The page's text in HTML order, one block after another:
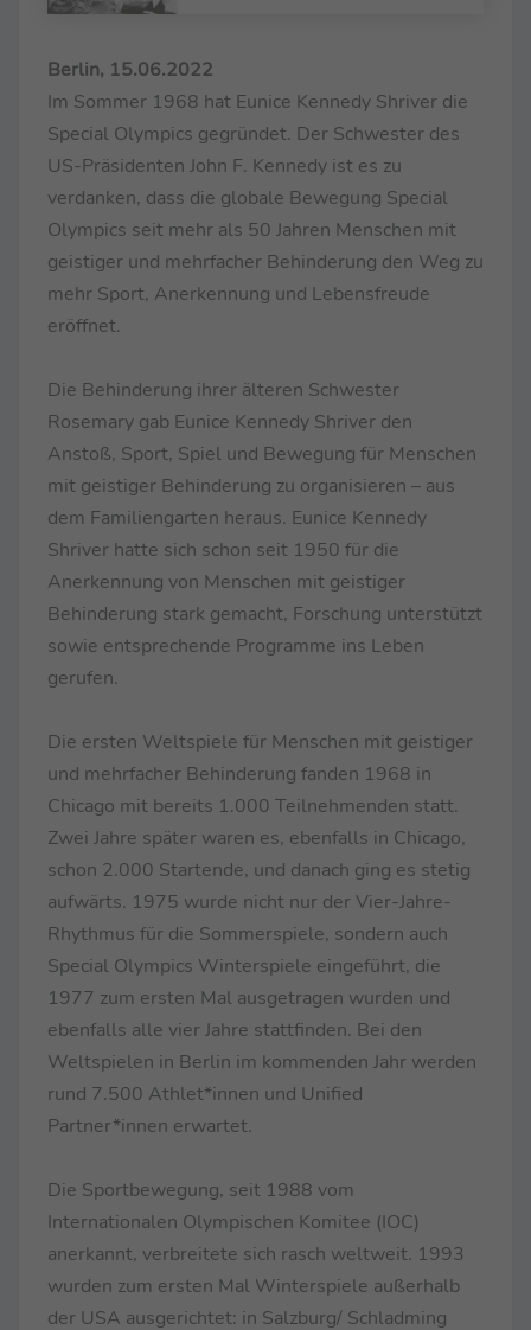
Berlin, 15.06.2022
Im Sommer 1968 hat Eunice Kennedy Shriver die
Special Olympics gegründet. Der Schwester des
US-Präsidenten John F. Kennedy ist es zu
verdanken, dass die globale Bewegung Special
Olympics seit mehr als 50 Jahren Menschen mit
geistiger und mehrfacher Behinderung den Weg zu
mehr Sport, Anerkennung und Lebensfreude
eröffnet.
Die Behinderung ihrer älteren Schwester
Rosemary gab Eunice Kennedy Shriver den
Anstoß, Sport, Spiel und Bewegung für Menschen
mit geistiger Behinderung zu organisieren – aus
dem Familiengarten heraus. Eunice Kennedy
Shriver hatte sich schon seit 1950 für die
Anerkennung von Menschen mit geistiger
Behinderung stark gemacht, Forschung unterstützt
sowie entsprechende Programme ins Leben
gerufen.
Die ersten Weltspiele für Menschen mit geistiger
und mehrfacher Behinderung fanden 1968 in
Chicago mit bereits 1.000 Teilnehmenden statt.
Zwei Jahre später waren es, ebenfalls in Chicago,
schon 2.000 Startende, und danach ging es stetig
aufwärts. 1975 wurde nicht nur der Vier-Jahre-
Rhythmus für die Sommerspiele, sondern auch
Special Olympics Winterspiele eingeführt, die
1977 zum ersten Mal ausgetragen wurden und
ebenfalls alle vier Jahre stattfinden. Bei den
Weltspielen in Berlin im kommenden Jahr werden
rund 7.500 Athlet*innen und Unified
Partner*innen erwartet.
Die Sportbewegung, seit 1988 vom
Internationalen Olympischen Komitee (IOC)
anerkannt, verbreitete sich rasch weltweit. 1993
wurden zum ersten Mal Winterspiele außerhalb
der USA ausgerichtet: in Salzburg/ Schladming